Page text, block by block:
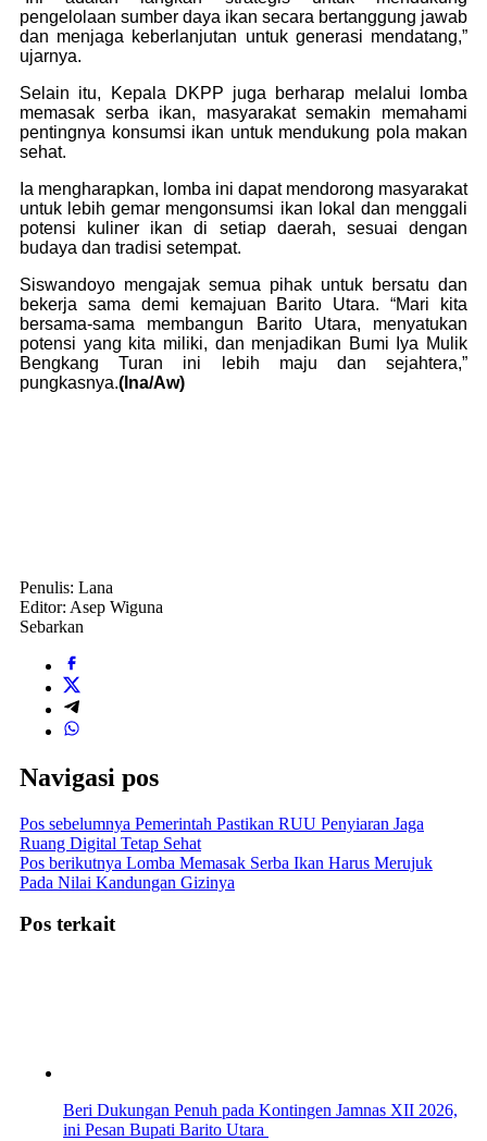
pengelolaan sumber daya ikan secara bertanggung jawab
dan menjaga keberlanjutan untuk generasi mendatang,”
ujarnya.
Selain itu, Kepala DKPP juga berharap melalui lomba
memasak serba ikan, masyarakat semakin memahami
pentingnya konsumsi ikan untuk mendukung pola makan
sehat.
Ia mengharapkan, lomba ini dapat mendorong masyarakat
untuk lebih gemar mengonsumsi ikan lokal dan menggali
potensi kuliner ikan di setiap daerah, sesuai dengan
budaya dan tradisi setempat.
Siswandoyo mengajak semua pihak untuk bersatu dan
bekerja sama demi kemajuan Barito Utara. “Mari kita
bersama-sama membangun Barito Utara, menyatukan
potensi yang kita miliki, dan menjadikan Bumi Iya Mulik
Bengkang Turan ini lebih maju dan sejahtera,”
pungkasnya.(lna/Aw)
Penulis: Lana
Editor: Asep Wiguna
Sebarkan
Navigasi pos
Pos sebelumnya Pemerintah Pastikan RUU Penyiaran Jaga
Ruang Digital Tetap Sehat
Pos berikutnya Lomba Memasak Serba Ikan Harus Merujuk
Pada Nilai Kandungan Gizinya
Pos terkait
Beri Dukungan Penuh pada Kontingen Jamnas XII 2026,
ini Pesan Bupati Barito Utara